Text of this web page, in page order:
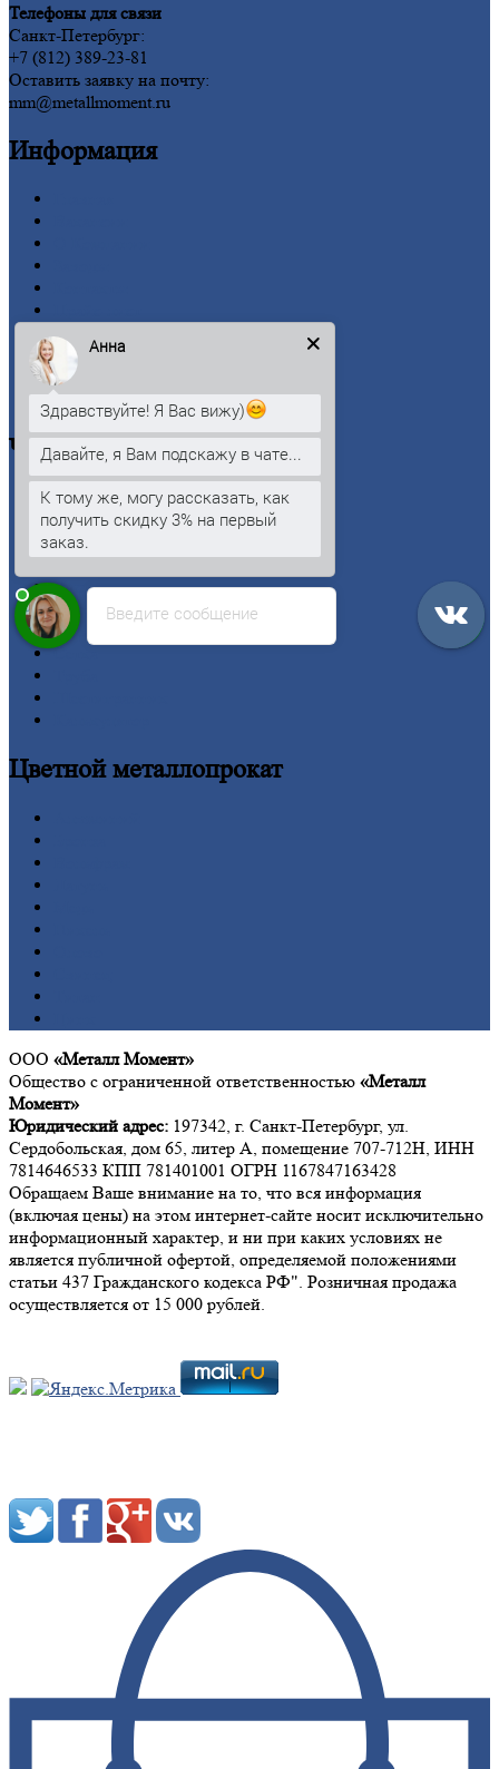
Телефоны для связи
Санкт-Петербург:
+7 (812) 389-23-81
Оставить заявку на почту:
mm@metallmoment.ru
Информация
Новости
Личныйкабинет
Оформление
Оплата
Черныйметаллопрокат
Арматура
Двутавроваябалка (двутавр)
Квадрат
Лист
Проволока
Рельсы
Сетка
Цветнойметаллопрокат
ООО «Металл Момент»
Общество с ограниченной ответственностью «Металл
Момент»
Юридический адрес: 197342, г. Санкт-Петербург, ул.
Сердобольская, дом 65, литер А, помещение 707-712Н, ИНН
7814646533 КПП 781401001 ОГРН 1167847163428
Обращаем Ваше внимание на то, что вся информация
(включая цены) на этом интернет-сайте носит исключительно
информационный характер, и ни при каких условиях не
является публичной офертой, определяемой положениями
статьи 437 Гражданского кодекса РФ". Розничная продажа
осуществляется от 15 000 рублей.
Введите сообщение
Анна
Здравствуйте! Я Вас вижу)
Давайте, я Вам подскажу в чате...
К тому же, могу рассказать, как
получить скидку 3% на первый
заказ.